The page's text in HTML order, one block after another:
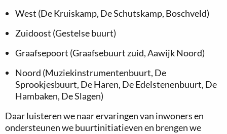
West (De Kruiskamp, De Schutskamp, Boschveld)
Zuidoost (Gestelse buurt)
Graafsepoort (Graafsebuurt zuid, Aawijk Noord)
Noord (Muziekinstrumentenbuurt, De
Sprookjesbuurt, De Haren, De Edelstenenbuurt, De
Hambaken, De Slagen)
Daar luisteren we naar ervaringen van inwoners en
ondersteunen we buurtinitiatieven en brengen we